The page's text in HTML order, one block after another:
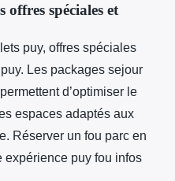
spéciales et
puy, offres spéciales
Les packages sejour
d’optimiser le
espaces adaptés aux
Réserver un fou parc en
expérience puy fou infos